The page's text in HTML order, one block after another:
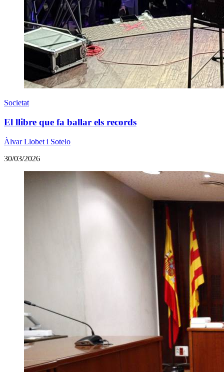
Societat
El llibre que fa ballar els records
Àlvar Llobet i Sotelo
30/03/2026